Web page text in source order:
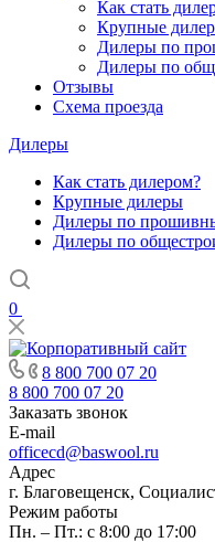
Как стать
Крупные
Дилеры по
Дилеры по
Отзывы
Схема проезда
Дилеры
Как стать дилером?
Крупные дилеры
Дилеры по
Дилеры по
0
8 800 700 07 20
8 800 700 07 20
Заказать звонок
E-mail
officecd@baswool.ru
Адрес
г. Благовещенск,
Режим работы
Пн. – Пт.: с 8:00 до 17:00